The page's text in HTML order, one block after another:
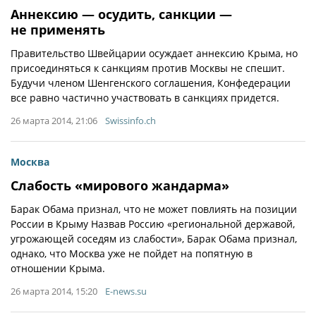
Аннексию — осудить, санкции —
не применять
Правительство Швейцарии осуждает аннексию Крыма, но
присоединяться к санкциям против Москвы не спешит.
Будучи членом Шенгенского соглашения, Конфедерации
все равно частично участвовать в санкциях придется.
26 марта 2014, 21:06 Swissinfo.ch
Москва
Слабость «мирового жандарма»
Барак Обама признал, что не может повлиять на позиции
России в Крыму Назвав Россию «региональной державой,
угрожающей соседям из слабости», Барак Обама признал,
однако, что Москва уже не пойдет на попятную в
отношении Крыма.
26 марта 2014, 15:20 E-news.su